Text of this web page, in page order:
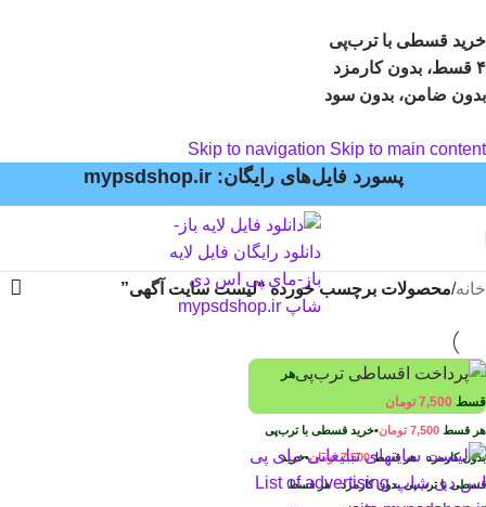
خرید قسطی با ترب‌پی
۴ قسط، بدون کارمزد
بدون ضامن، بدون سود
Skip to navigation Skip to main content
پسورد فایل‌های رایگان: mypsdshop.ir
خانه/محصولات برچسب خورده “لیست سایت آگهی”
هر
قسط 7,500 تومان
هر قسط 7,500 تومان•خرید قسطی با ترب‌پی
بدون کارمزدهر قسط7,500 تومان•خرید
قسطی با ترب‌پی بدون کارمزدهر قسط